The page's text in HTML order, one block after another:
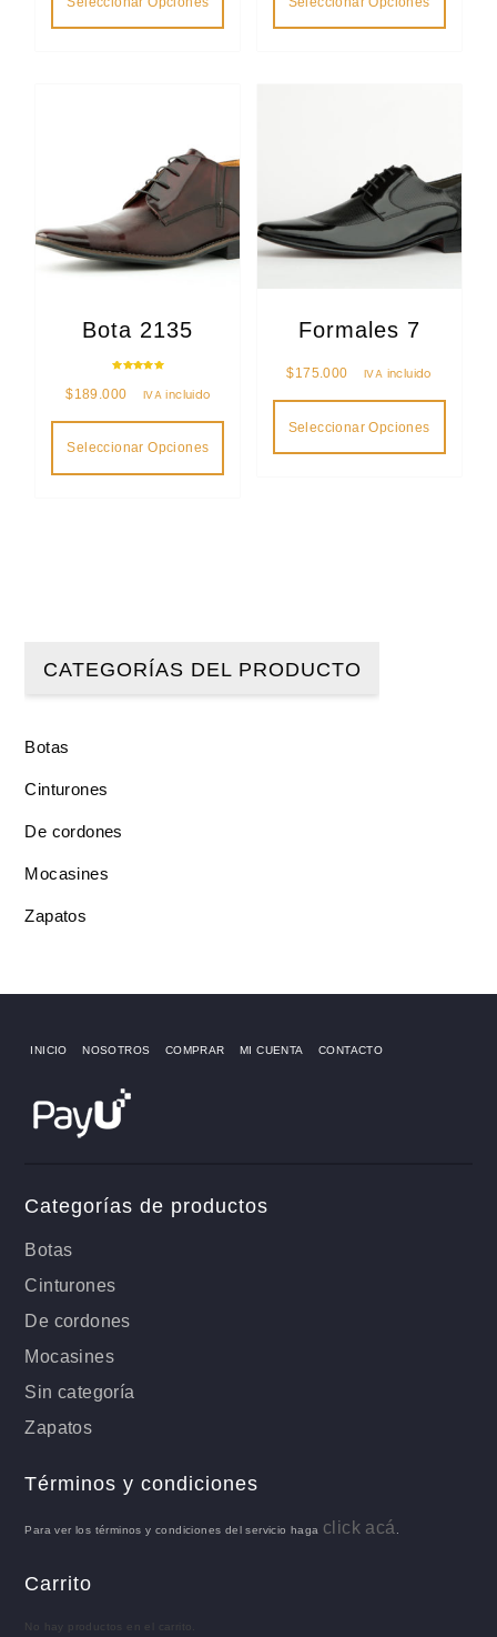
Bota 2135
5.00
$189.000 IVA incluido
Seleccionar Opciones
Formales 7
$175.000 IVA incluido
Seleccionar Opciones
CATEGORÍAS DEL PRODUCTO
Botas
Cinturones
De cordones
Mocasines
Zapatos
INICIO NOSOTROS COMPRAR MI CUENTA CONTACTO
Categorías de productos
Botas
Cinturones
De cordones
Mocasines
Sin categoría
Zapatos
Términos y condiciones
Para ver los términos y condiciones del servicio haga click acá
Carrito
No hay productos en el carrito.